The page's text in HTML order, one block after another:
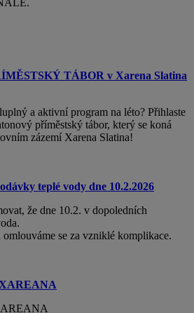
TÁBOR v Xarena Slatina
a aktivní program na léto? Přihlaste
příměstský tábor, který se koná
zázemí Xarena Slatina!
teplé vody dne 10.2.2026
že dne 10.2. v dopoledních
se za vzniklé komplikace.